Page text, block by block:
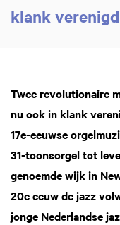
klank verenigd
Twee revolutionaire
nu ook in klank
17e-eeuwse
31-toonsorgel tot
genoemde wijk in
20e eeuw de jazz
jonge Nederlandse